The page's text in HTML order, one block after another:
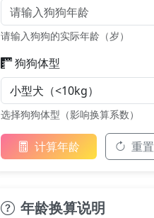
请输入狗狗的实际年龄（岁）
狗狗体型
选择狗狗体型（影响换算系数）
计算年龄 重置
年龄换算说明